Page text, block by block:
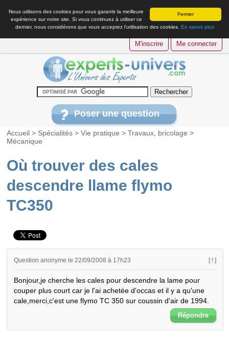
Fermer
Nous utilisons des cookies pour vous garantir la meilleure
expérience sur notre site. Si vous continuez à utiliser ce
dernier, nous considérons que vous acceptez l’utilisation des cookies. En savoir plus
M'inscrire Me connecter
Poser une question
Accueil > Spécialités >Vie pratique >Travaux, bricolage >
Mécanique
Où trouver des cales
descendre llame flymo
TC350
Question anonyme le 22/09/2008 à 17h23 [ ! ]
Bonjour,je cherche les cales pour descendre la lame pour
couper plus court car je l'ai achetée d'occas et il y a qu'une
cale,merci,c'est une flymo TC 350 sur coussin d'air de 1994.
Répondre